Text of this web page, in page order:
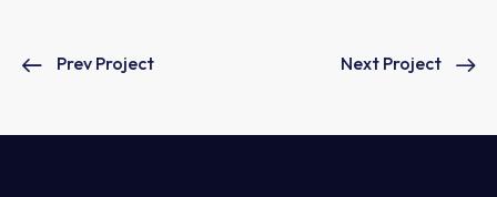
Prev Project Next Project